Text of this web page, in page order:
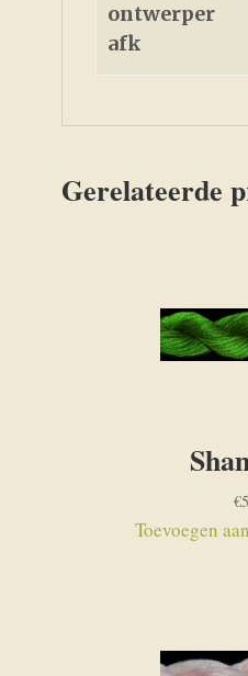
ontwerper
afk
Gerelateerde
€
Toevoegen